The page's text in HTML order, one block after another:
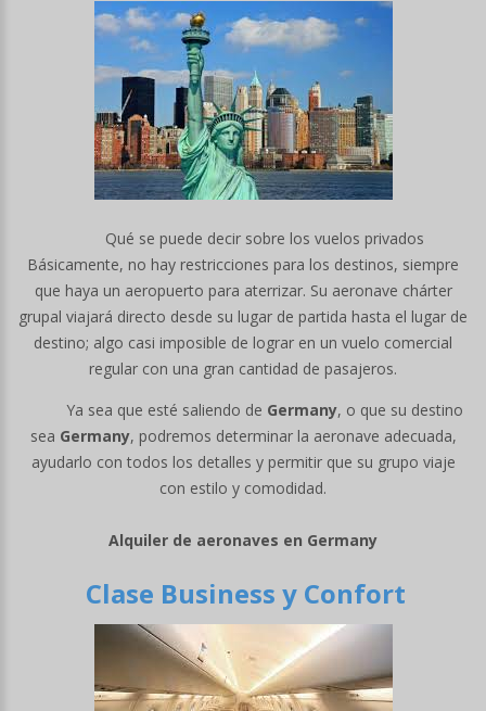
Qué se puede decir sobre los vuelos privados
Básicamente, no hay restricciones para los destinos, siempre
que haya un aeropuerto para aterrizar. Su aeronave chárter
grupal viajará directo desde su lugar de partida hasta el lugar de
destino; algo casi imposible de lograr en un vuelo comercial
regular con una gran cantidad de pasajeros.
Ya sea que esté saliendo de Germany, o que su destino
sea Germany, podremos determinar la aeronave adecuada,
ayudarlo con todos los detalles y permitir que su grupo viaje
con estilo y comodidad.
Alquiler de aeronaves en Germany
Clase Business y Confort